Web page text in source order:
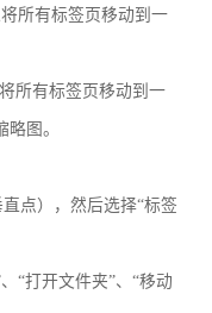
所有标签页移动到一
所有标签页移动到一
图。
点），然后选择“标签
“打开文件夹”、“移动